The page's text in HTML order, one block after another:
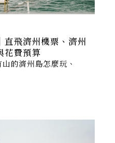
直飛濟州機票、濟州
花費預算
的濟州島怎麼玩、